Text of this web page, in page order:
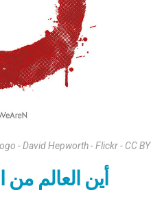
- David Hepworth - Flickr - CC BY
أين العالم